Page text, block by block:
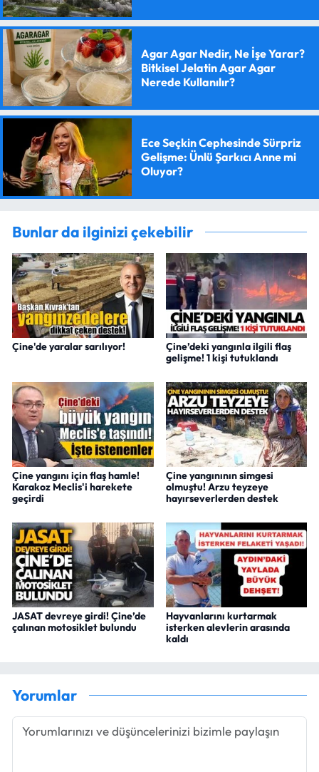
Agar Agar Nedir, Ne İşe Yarar?
Bitkisel Jelatin Agar Agar
Nerede Kullanılır?
Ece Seçkin Cephesinde Sürpriz
Gelişme: Ünlü Şarkıcı Anne mi
Oluyor?
Bunlar da ilginizi çekebilir
Çine'de yaralar sarılıyor!
Çine’deki yangınla ilgili flaş
gelişme! 1 kişi tutuklandı
Çine yangını için flaş hamle!
Karakoz Meclis'i harekete
geçirdi
Çine yangınının simgesi
olmuştu! Arzu teyzeye
hayırseverlerden destek
JASAT devreye girdi! Çine’de
çalınan motosiklet bulundu
Hayvanlarını kurtarmak
isterken alevlerin arasında
kaldı
Yorumlar